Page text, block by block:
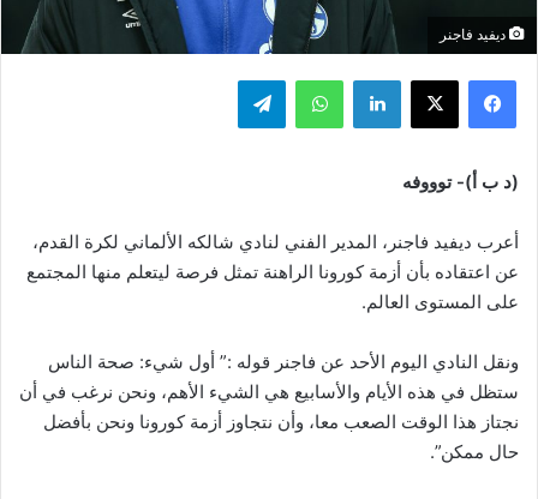
ديفيد فاجنر
فيسبوك ‫X لينكدإن واتساب تيلقرام
(د ب أ)- توووفه
أعرب ديفيد فاجنر، المدير الفني لنادي شالكه الألماني لكرة القدم،
عن اعتقاده بأن أزمة كورونا الراهنة تمثل فرصة ليتعلم منها المجتمع
على المستوى العالم.
ونقل النادي اليوم الأحد عن فاجنر قوله :” أول شيء: صحة الناس
ستظل في هذه الأيام والأسابيع هي الشيء الأهم، ونحن نرغب في أن
نجتاز هذا الوقت الصعب معا، وأن نتجاوز أزمة كورونا ونحن بأفضل
حال ممكن”.